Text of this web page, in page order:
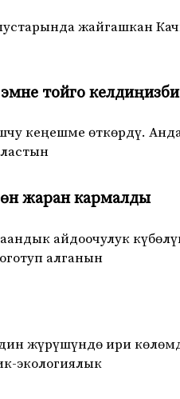
жайгашкан
тойго
кеңешме өткөрдү.
жаран кармалды
айдоочулук
алганын
жүрүшүндө ири
экологиялык